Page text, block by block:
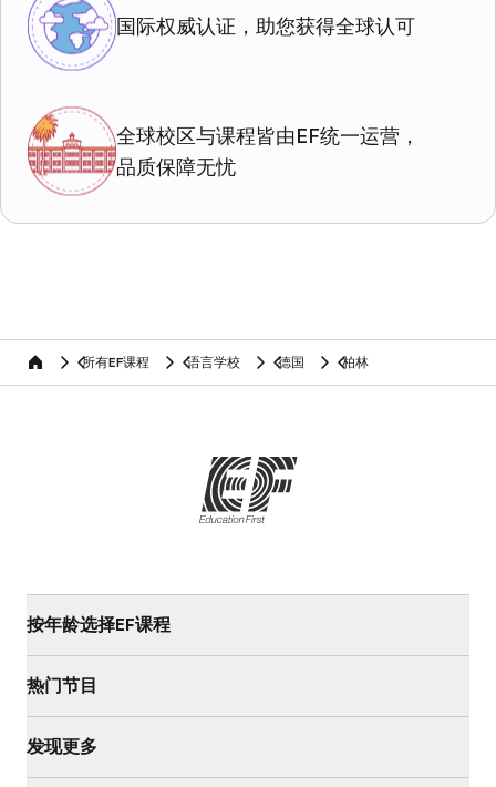
国际权威认证，助您获得全球认可
全球校区与课程皆由EF统一运营，
品质保障无忧
home 所有EF课程 语言学校 德国 柏林
按年龄选择EF课程
热门节目
发现更多